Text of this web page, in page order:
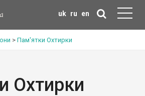
uk ru en
> Пам'ятки Охтирки
Охтирки